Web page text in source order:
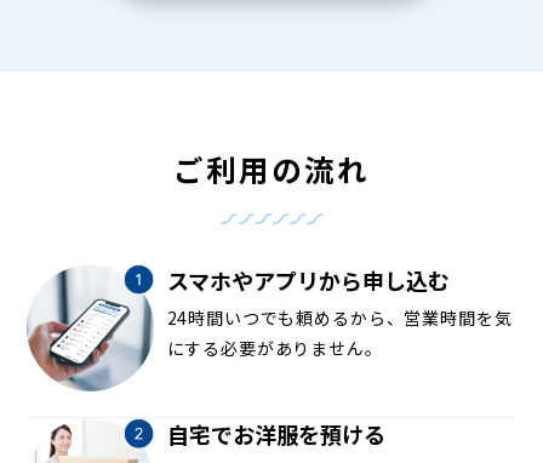
ご利用の流れ
スマホやアプリから申し込む
24時間いつでも頼めるから、営業時間を気
にする必要がありません。
自宅でお洋服を預ける